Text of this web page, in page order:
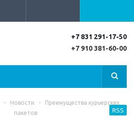
+7 831 291-17-50
+7 910 381-60-00
- Новости -
Преимущества курьерских
пакетов
RSS